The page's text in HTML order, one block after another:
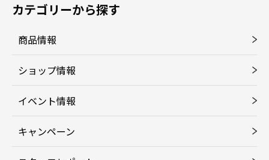
カテゴリーから探す
商品情報
ショップ情報
イベント情報
キャンペーン